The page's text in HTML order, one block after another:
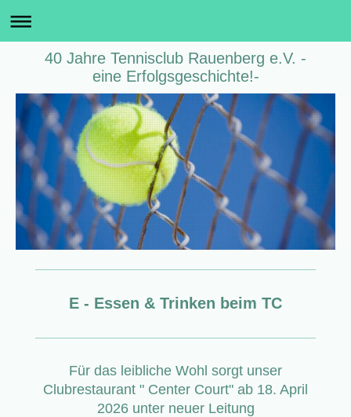
40 Jahre Tennisclub Rauenberg e.V. -
eine Erfolgsgeschichte!-
E - Essen & Trinken beim TC
Für das leibliche Wohl sorgt unser
Clubrestaurant " Center Court" ab 18. April
2026 unter neuer Leitung